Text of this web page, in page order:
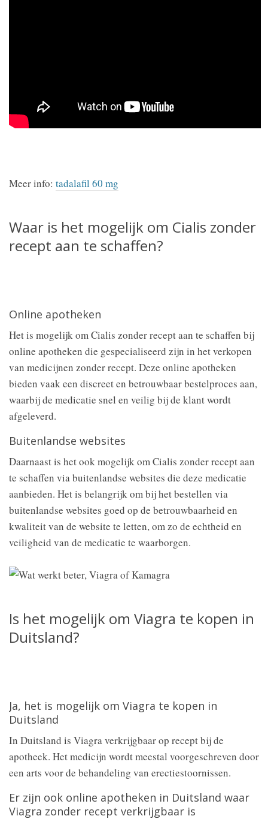
Meer info: tadalafil 60 mg
Waar is het mogelijk om Cialis zonder
recept aan te schaffen?
Online apotheken
Het is mogelijk om Cialis zonder recept aan te schaffen bij
online apotheken die gespecialiseerd zijn in het verkopen
van medicijnen zonder recept. Deze online apotheken
bieden vaak een discreet en betrouwbaar bestelproces aan,
waarbij de medicatie snel en veilig bij de klant wordt
afgeleverd.
Buitenlandse websites
Daarnaast is het ook mogelijk om Cialis zonder recept aan
te schaffen via buitenlandse websites die deze medicatie
aanbieden. Het is belangrijk om bij het bestellen via
buitenlandse websites goed op de betrouwbaarheid en
kwaliteit van de website te letten, om zo de echtheid en
veiligheid van de medicatie te waarborgen.
Is het mogelijk om Viagra te kopen in
Duitsland?
Ja, het is mogelijk om Viagra te kopen in
Duitsland
In Duitsland is Viagra verkrijgbaar op recept bij de
apotheek. Het medicijn wordt meestal voorgeschreven door
een arts voor de behandeling van erectiestoornissen.
Er zijn ook online apotheken in Duitsland waar
Viagra zonder recept verkrijgbaar is